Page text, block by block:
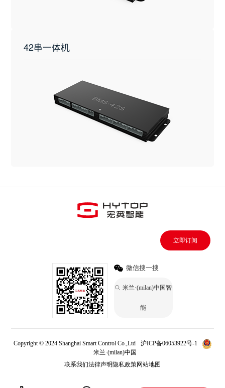
42串一体机
立即订阅
微信搜一搜
米兰·(milan)中国智
能
Copyright © 2024 Shanghai Smart Control Co.,Ltd
沪ICP备06053922号-1
米兰·(milan)中国
联系我们法律声明 隐私政策网站地图